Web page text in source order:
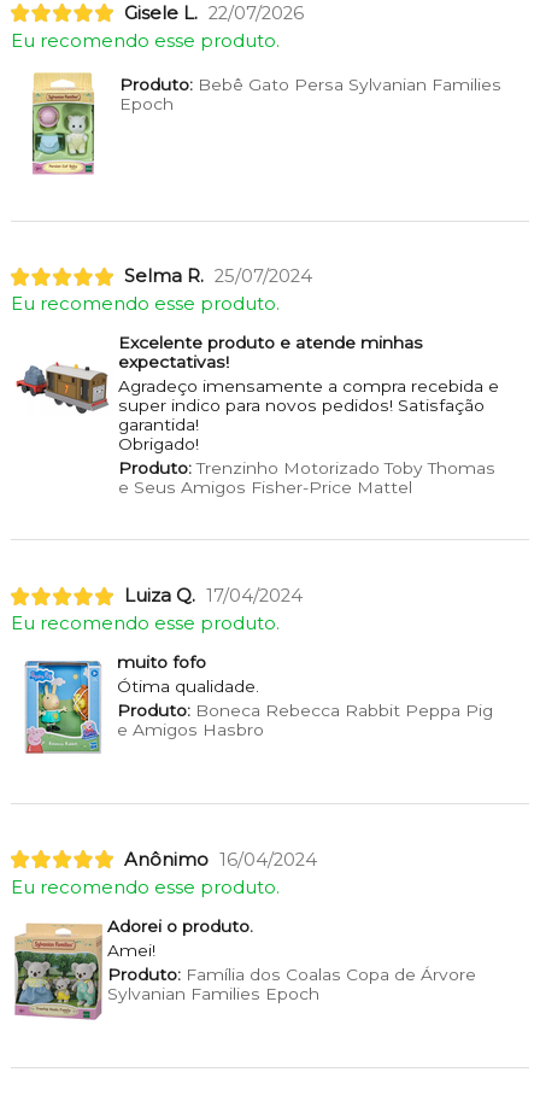
Gisele L. 22/07/2026
Eu recomendo esse produto.
Produto:Bebê Gato Persa Sylvanian Families
Epoch
Selma R. 25/07/2024
Eu recomendo esse produto.
Excelente produto e atende minhas
expectativas!
Agradeço imensamente a compra recebida e
super indico para novos pedidos! Satisfação
garantida!
Obrigado!
Produto:Trenzinho Motorizado Toby Thomas
e Seus Amigos Fisher-Price Mattel
Luiza Q. 17/04/2024
Eu recomendo esse produto.
muito fofo
Ótima qualidade.
Produto:Boneca Rebecca Rabbit Peppa Pig
e Amigos Hasbro
Anônimo 16/04/2024
Eu recomendo esse produto.
Adorei o produto.
Amei!
Produto:Família dos Coalas Copa de Árvore
Sylvanian Families Epoch